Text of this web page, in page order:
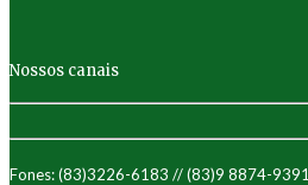
Nossos canais
Fones: (83)3226-6183 // (83)9 8874-9391